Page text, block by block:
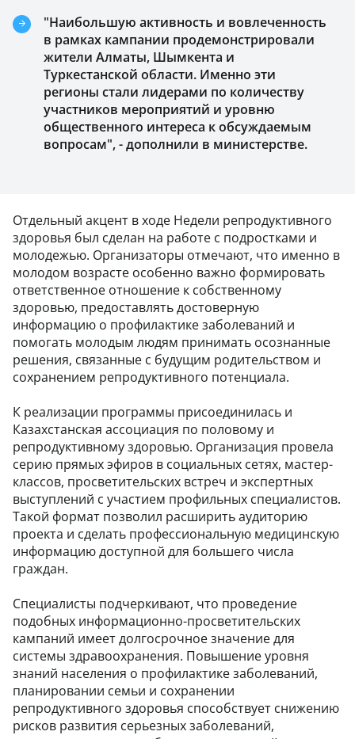
"Наибольшую активность и вовлеченность
в рамках кампании продемонстрировали
жители Алматы, Шымкента и
Туркестанской области. Именно эти
регионы стали лидерами по количеству
участников мероприятий и уровню
общественного интереса к обсуждаемым
вопросам", - дополнили в министерстве.
Отдельный акцент в ходе Недели репродуктивного
здоровья был сделан на работе с подростками и
молодежью. Организаторы отмечают, что именно в
молодом возрасте особенно важно формировать
ответственное отношение к собственному
здоровью, предоставлять достоверную
информацию о профилактике заболеваний и
помогать молодым людям принимать осознанные
решения, связанные с будущим родительством и
сохранением репродуктивного потенциала.
К реализации программы присоединилась и
Казахстанская ассоциация по половому и
репродуктивному здоровью. Организация провела
серию прямых эфиров в социальных сетях, мастер-
классов, просветительских встреч и экспертных
выступлений с участием профильных специалистов.
Такой формат позволил расширить аудиторию
проекта и сделать профессиональную медицинскую
информацию доступной для большего числа
граждан.
Специалисты подчеркивают, что проведение
подобных информационно-просветительских
кампаний имеет долгосрочное значение для
системы здравоохранения. Повышение уровня
знаний населения о профилактике заболеваний,
планировании семьи и сохранении
репродуктивного здоровья способствует снижению
рисков развития серьезных заболеваний,